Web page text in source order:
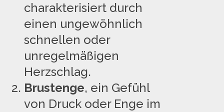
charakterisiert durch
einen ungewöhnlich
schnellen oder
unregelmäßigen
Herzschlag.
Brustenge, ein Gefühl
von Druck oder Enge im